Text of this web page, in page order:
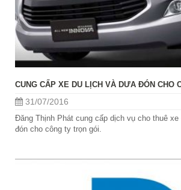
CUNG CẤP XE DU LỊCH VÀ DƯA ĐÓN CHO
31/07/2016
Đăng Thịnh Phát cung cấp dịch vụ cho thuê
đón cho công ty trọn gói.